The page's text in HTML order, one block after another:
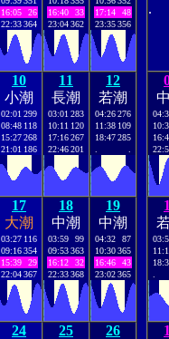
16:05
26
22:33364
16:40
33
23:04362
17:14
48
23:35356
10
小潮
02:01 299
08:48 118
15:27268
21:01 186
11
長潮
03:01 283
10:11 120
17:16267
22:46201
12
若潮
04:26276
11:38 109
18:47285
17
大潮
03:27 116
09:16354
15:39
29
22:04367
18
中潮
03:59
99
09:53363
16:12
32
22:33368
19
中潮
04:32
87
10:30365
16:46
43
23:02365
24
25
26
.